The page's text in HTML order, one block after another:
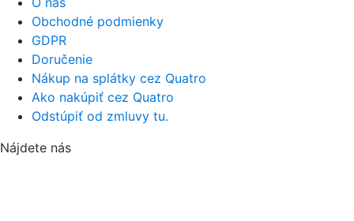
Obchodné podmienky
GDPR
Doručenie
Nákup na splátky cez Quatro
Ako nakúpiť cez Quatro
Odstúpiť od zmluvy tu.
Nájdete nás